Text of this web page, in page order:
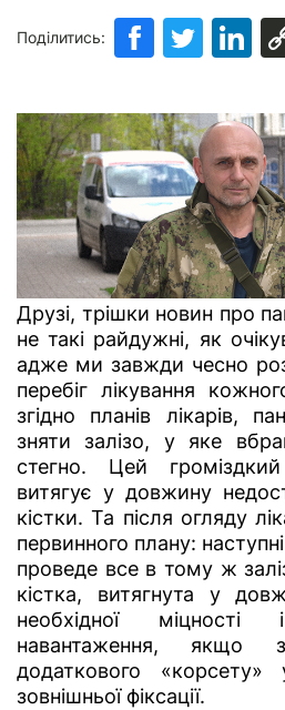
Поділитись:
Друзі, трішки новин про
не такі райдужні, як
адже ми завжди чесно
перебіг лікування
згідно планів лікарів,
зняти залізо, у яке
стегно. Цей
витягує у довжину
кістки. Та після огляду
первинного плану:
проведе все в тому ж
кістка, витягнута у
необхідної
навантаження, якщо
додаткового «корсету»
зовнішньої фіксації.